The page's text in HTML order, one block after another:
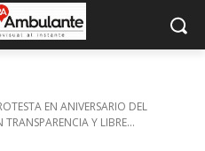
EN ANIVERSARIO DEL
Y LIBRE...